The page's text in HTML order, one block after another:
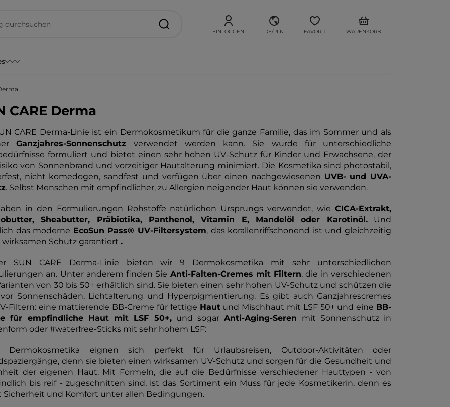
EINLOGGEN DE/PLN FAVORIT WARENKORB
CARE Derma
CARE Derma-Linie ist ein Dermokosmetikum für die ganze Familie, das im Sommer und als
Ganzjahres-Sonnenschutz verwendet werden kann. Sie wurde für unterschiedliche
formuliert und bietet einen sehr hohen UV-Schutz für Kinder und Erwachsene, der
von Sonnenbrand und vorzeitiger Hautalterung minimiert. Die Kosmetika sind photostabil,
nicht komedogen, sandfest und verfügen über einen nachgewiesenen UVB- und UVA-
. Selbst Menschen mit empfindlicher, zu Allergien neigender Haut können sie verwenden.
in den Formulierungen Rohstoffe natürlichen Ursprungs verwendet, wie CICA-Extrakt,
Sheabutter, Präbiotika, Panthenol, Vitamin E, Mandelöl oder Karotinöl.Und
das moderne EcoSun Pass® UV-Filtersystem, das korallenriffschonend ist und gleichzeitig
Schutz garantiert .
SUN CARE Derma-Linie bieten wir 9 Dermokosmetika mit sehr unterschiedlichen
an. Unter anderem finden Sie Anti-Falten-Cremes mit Filtern, die in verschiedenen
von 30 bis 50+ erhältlich sind. Sie bieten einen sehr hohen UV-Schutz und schützen die
Sonnenschäden, Lichtalterung und Hyperpigmentierung. Es gibt auch Ganzjahrescremes
Filtern: eine mattierende BB-Creme für fettige Hautund Mischhaut mit LSF 50+ und eine BB-
für empfindliche Haut mit LSF 50+,und sogarAnti-Aging-Seren mit Sonnenschutz in
oder #waterfree-Sticks mit sehr hohem LSF:
Dermokosmetika eignen sich perfekt für Urlaubsreisen, Outdoor-Aktivitäten oder
denn sie bieten einen wirksamen UV-Schutz und sorgen für die Gesundheit und
der eigenen Haut. Mit Formeln, die auf die Bedürfnisse verschiedener Hauttypen - von
bis reif - zugeschnitten sind, ist das Sortiment ein Muss für jede Kosmetikerin, denn es
Sicherheit und Komfort unter allen Bedingungen.